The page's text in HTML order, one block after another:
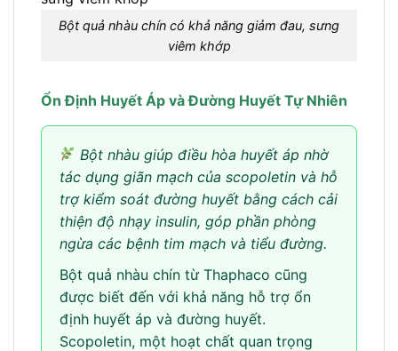
Bột quả nhàu chín có khả năng giảm đau, sưng
viêm khớp
Ổn Định Huyết Áp và Đường Huyết Tự Nhiên
Bột nhàu giúp điều hòa huyết áp nhờ
tác dụng giãn mạch của scopoletin và hỗ
trợ kiểm soát đường huyết bằng cách cải
thiện độ nhạy insulin, góp phần phòng
ngừa các bệnh tim mạch và tiểu đường.
Bột quả nhàu chín từ Thaphaco cũng
được biết đến với khả năng hỗ trợ ổn
định huyết áp và đường huyết.
Scopoletin, một hoạt chất quan trọng